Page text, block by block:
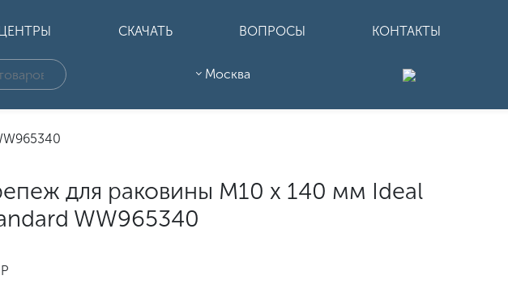
СКАЧАТЬ ВОПРОСЫ КОНТАКТЫ
Москва
для раковины M10 x 140 мм Ideal
WW965340
Р